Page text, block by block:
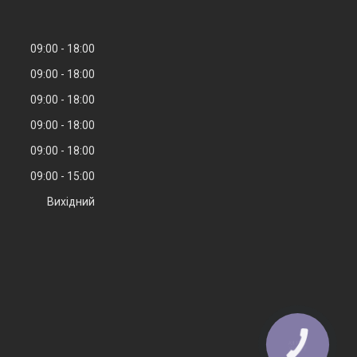
09:00
18:00
09:00
18:00
09:00
18:00
09:00
18:00
09:00
18:00
09:00
15:00
Вихідний